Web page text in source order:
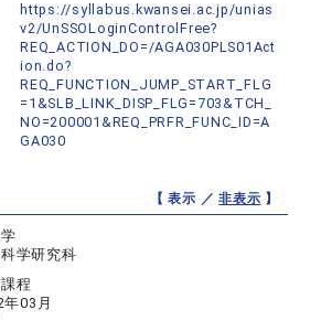
https://syllabus.kwansei.ac.jp/unias
v2/UnSSOLoginControlFree?
REQ_ACTION_DO=/AGA030PLS01Act
ion.do?
REQ_FUNCTION_JUMP_START_FLG
=1&SLB_LINK_DISP_FLG=703&TCH_
NO=200001&REQ_PRFR_FUNC_ID=A
GA030
【 表示 ／非表示 】
学研究科
程
年03月